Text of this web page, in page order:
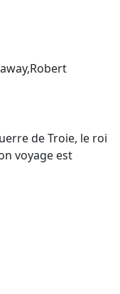
de Troie, le roi
voyage est